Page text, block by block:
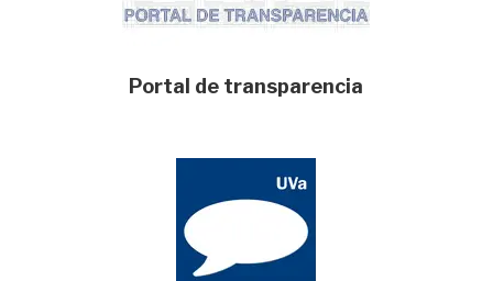
Portal de transparencia